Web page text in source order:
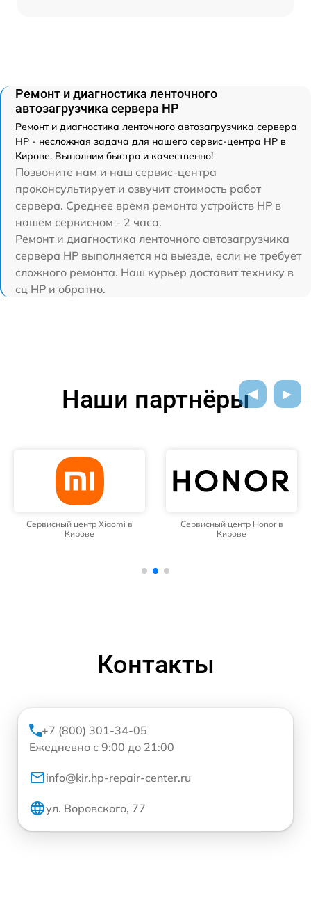
Ремонт и диагностика ленточного
автозагрузчика сервера HP
Ремонт и диагностика ленточного автозагрузчика сервера
HP - несложная задача для нашего сервис-центра HP в
Кирове. Выполним быстро и качественно!
Позвоните нам и наш сервис-центра
проконсультирует и озвучит стоимость работ
сервера. Среднее время ремонта устройств HP в
нашем сервисном - 2 часа.
Ремонт и диагностика ленточного автозагрузчика
сервера HP выполняется на выезде, если не требует
сложного ремонта. Наш курьер доставит технику в
сц HP и обратно.
Наши партнёры
Сервисный центр Xiaomi в
Кирове
Сервисный центр Honor в
Кирове
Контакты
+7 (800) 301-34-05
Ежедневно с 9:00 до 21:00
info@kir.hp-repair-center.ru
ул. Воровского, 77